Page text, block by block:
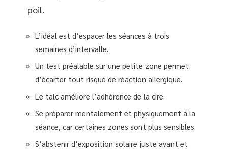
poil.
L’idéal est d’espacer les séances à trois
semaines d’intervalle.
Un test préalable sur une petite zone permet
d’écarter tout risque de réaction allergique.
Le talc améliore l’adhérence de la cire.
Se préparer mentalement et physiquement à la
séance, car certaines zones sont plus sensibles.
S’abstenir d’exposition solaire juste avant et